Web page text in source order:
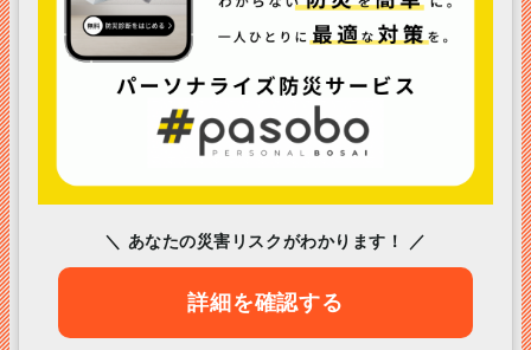
＼ あなたの災害リスクがわかります！ ／
詳細を確認する